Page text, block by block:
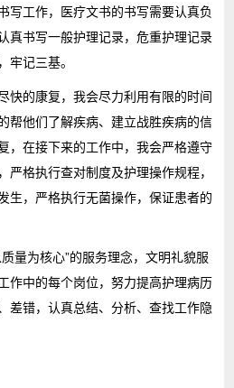
写工作，医疗文书的书写需要认真负
真书写一般护理记录，危重护理记录
牢记三基。
快的康复，我会尽力利用有限的时间
帮他们了解疾病、建立战胜疾病的信
，在接下来的工作中，我会严格遵守
严格执行查对制度及护理操作规程，
生，严格执行无菌操作，保证患者的
量为核心”的服务理念，文明礼貌服
作中的每个岗位，努力提高护理病历
差错，认真总结、分析、查找工作隐